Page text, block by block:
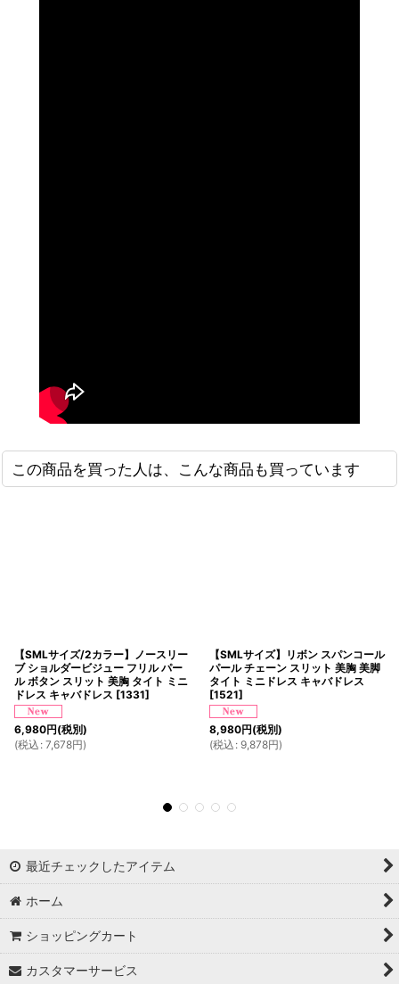
この商品を買った人は、こんな商品も買っています
【SMLサイズ/2カラー】ノースリー
ブ ショルダービジュー フリル パー
ル ボタン スリット 美胸 タイト ミニ
ドレス キャバドレス [1331]
6,980円(税別)
(税込 : 7,678円)
【SMLサイズ】リボン スパンコール
パール チェーン スリット 美胸 美脚
タイト ミニドレス キャバドレス
[1521]
8,980円(税別)
(税込 : 9,878円)
最近チェックしたアイテム
ホーム
ショッピングカート
カスタマーサービス